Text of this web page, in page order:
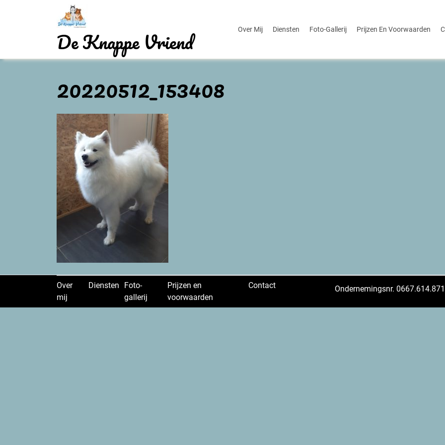
De Knappe Vriend Over Mij Diensten Foto-Gallerij Prijzen En Voorwaarden
20220512_153408
Over
mij
Diensten
Foto-
gallerij
Prijzen en
voorwaarden
Contact Ondernemingsnr.